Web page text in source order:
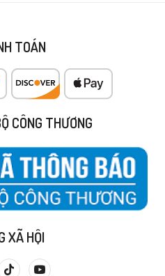
TOÁN
CÔNG THƯƠNG
XÃ HỘI